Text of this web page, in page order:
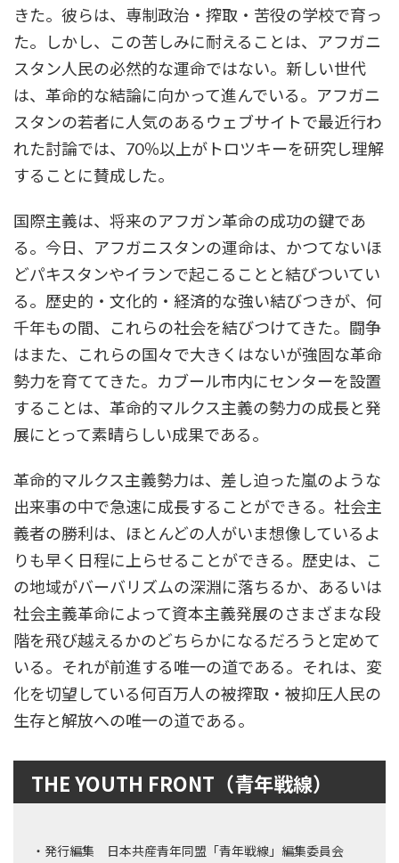
きた。彼らは、専制政治・搾取・苦役の学校で育っ
た。しかし、この苦しみに耐えることは、アフガニ
スタン人民の必然的な運命ではない。新しい世代
は、革命的な結論に向かって進んでいる。アフガニ
スタンの若者に人気のあるウェブサイトで最近行わ
れた討論では、70％以上がトロツキーを研究し理解
することに賛成した。
国際主義は、将来のアフガン革命の成功の鍵であ
る。今日、アフガニスタンの運命は、かつてないほ
どパキスタンやイランで起こることと結びついてい
る。歴史的・文化的・経済的な強い結びつきが、何
千年もの間、これらの社会を結びつけてきた。闘争
はまた、これらの国々で大きくはないが強固な革命
勢力を育ててきた。カブール市内にセンターを設置
することは、革命的マルクス主義の勢力の成長と発
展にとって素晴らしい成果である。
革命的マルクス主義勢力は、差し迫った嵐のような
出来事の中で急速に成長することができる。社会主
義者の勝利は、ほとんどの人がいま想像しているよ
りも早く日程に上らせることができる。歴史は、こ
の地域がバーバリズムの深淵に落ちるか、あるいは
社会主義革命によって資本主義発展のさまざまな段
階を飛び越えるかのどちらかになるだろうと定めて
いる。それが前進する唯一の道である。それは、変
化を切望している何百万人の被搾取・被抑圧人民の
生存と解放への唯一の道である。
THE YOUTH FRONT（青年戦線）
・発行編集 日本共産青年同盟「青年戦線」編集委員会